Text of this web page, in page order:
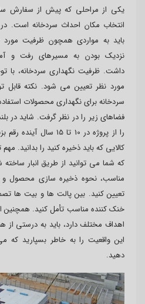
یکی از مراحلی که پیش از سفارش
انتخاب مکان احداث سردخانه است.
باید به مواردی همچون ظرفیت مورد
نزدیک بودن به مسیرهای رفت و
داشت. ظرفیت نگهداری سردخانه،
مورد نظر تعیین می شود. نکته
سردخانه برای نگهداری محصولات
فضاهای زیر را در نظر گرفت. شاید در
را از پروژه در 10 تا
کالایی که باید ذخیره کنید را بدانید.
که شما می توانید از طریق انبار ساخته
مناسب، نحوه ذخیره سازی محصول
تعیین کنید. بین پالت ها و بیت ها
خنک کننده مناسب تأمل کنید. همچنین
اهداف مختلف دارد، باید به درستی از
این واقعیت را به خاطر بسپارید
دهید.